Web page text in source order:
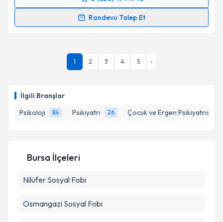
İlgili Branşlar
Psikoloji
84 Psikiyatri 26 Çocuk ve Ergen Psikiyatristi
Randevu Talep Et
Randevu Takvimi Talebi
için bir takvim hazırlandığında e-posta ile
bilgilendireceğiz.
E-posta Adresiniz
kapsamda işlenmesini kabul ediyorum.
1 2 3 4 5 ›
Bursa İlçeleri
Nilüfer Sosyal Fobi
Osmangazi Sosyal Fobi